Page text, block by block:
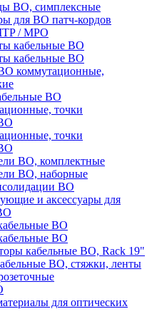
ВО, симплексные
для ВО патч-кордов
/ MPO
кабельные ВО
кабельные ВО
коммутационные,
ВО
точки
точки
ВО, комплектные
ВО, наборные
ВО
и аксессуары для
ВО
ВО
кабельные ВО, Rack 19"
ВО, стяжки, ленты
для оптических